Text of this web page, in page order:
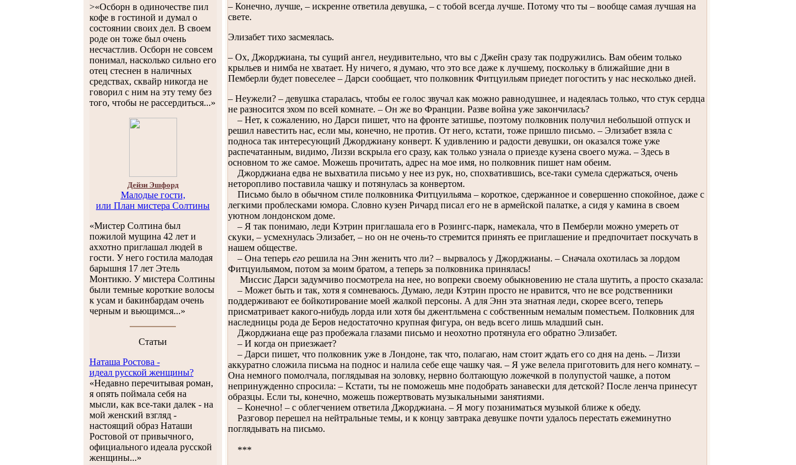
>«Осборн в одиночестве пил
кофе в гостиной и думал о
состоянии своих дел. В своем
роде он тоже был очень
несчастлив. Осборн не совсем
понимал, насколько сильно его
отец стеснен в наличных
средствах, сквайр никогда не
говорил с ним на эту тему без
того, чтобы не рассердиться...»
Дейзи Эшфорд
Малодые гости,
или План мистера Солтины
«Мистер Солтина был
пожилой мущина 42 лет и
аххотно приглашал людей в
гости. У него гостила малодая
барышня 17 лет Этель
Монтикю. У мистера Солтины
были темные короткие волосы
к усам и бакинбардам очень
черным и вьющимся...»
Cтатьи
Наташа Ростова -
идеал русской женщины?
«Недавно перечитывая роман,
я опять поймала себя на
мысли, как все-таки далек - на
мой женский взгляд -
настоящий образ Наташи
Ростовой от привычного,
официального идеала русской
женщины...»
– Конечно, лучше, – искренне ответила девушка, – с тобой всегда лучше. Потому что ты – вообще самая лучшая на
свете.
Элизабет тихо засмеялась.
– Ох, Джорджиана, ты сущий ангел, неудивительно, что вы с Джейн сразу так подружились. Вам обеим только
крыльев и нимба не хватает. Ну ничего, я думаю, что это все даже к лучшему, поскольку в ближайшие дни в
Пемберли будет повеселее – Дарси сообщает, что полковник Фитцуильям приедет погостить у нас несколько дней.
– Неужели? – девушка старалась, чтобы ее голос звучал как можно равнодушнее, и надеялась только, что стук сердца
не разносится эхом по всей комнате. – Он же во Франции. Разве война уже закончилась?
– Нет, к сожалению, но Дарси пишет, что на фронте затишье, поэтому полковник получил небольшой отпуск и
решил навестить нас, если мы, конечно, не против. От него, кстати, тоже пришло письмо. – Элизабет взяла с
подноса так интересующий Джорджиану конверт. К удивлению и радости девушки, он оказался тоже уже
распечатанным, видимо, Лиззи вскрыла его сразу, как только узнала о приезде кузена своего мужа. – Здесь в
основном то же самое. Можешь прочитать, адрес на мое имя, но полковник пишет нам обеим.
Джорджиана едва не выхватила письмо у нее из рук, но, спохватившись, все-таки сумела сдержаться, очень
неторопливо поставила чашку и потянулась за конвертом.
Письмо было в обычном стиле полковника Фитцуильяма – короткое, сдержанное и совершенно спокойное, даже с
легкими проблесками юмора. Словно кузен Ричард писал его не в армейской палатке, а сидя у камина в своем
уютном лондонском доме.
– Я так понимаю, леди Кэтрин приглашала его в Розингс-парк, намекала, что в Пемберли можно умереть от
скуки, – усмехнулась Элизабет, – но он не очень-то стремится принять ее приглашение и предпочитает поскучать в
нашем обществе.
– Она теперь его решила на Энн женить что ли? – вырвалось у Джорджианы. – Сначала охотилась за лордом
Фитцуильямом, потом за моим братом, а теперь за полковника принялась!
Миссис Дарси задумчиво посмотрела на нее, но вопреки своему обыкновению не стала шутить, а просто сказала:
– Может быть и так, хотя я сомневаюсь. Думаю, леди Кэтрин просто не нравится, что не все родственники
поддерживают ее бойкотирование моей жалкой персоны. А для Энн эта знатная леди, скорее всего, теперь
присматривает какого-нибудь лорда или хотя бы джентльмена с собственным немалым поместьем. Полковник для
наследницы рода де Беров недостаточно крупная фигура, он ведь всего лишь младший сын.
Джорджиана еще раз пробежала глазами письмо и неохотно протянула его обратно Элизабет.
– И когда он приезжает?
– Дарси пишет, что полковник уже в Лондоне, так что, полагаю, нам стоит ждать его со дня на день. – Лиззи
аккуратно сложила письма на поднос и налила себе еще чашку чая. – Я уже велела приготовить для него комнату. –
Она немного помолчала, поглядывая на золовку, нервно болтающую ложечкой в полупустой чашке, а потом
непринужденно спросила: – Кстати, ты не поможешь мне подобрать занавески для детской? После ленча принесут
образцы. Если ты, конечно, можешь пожертвовать музыкальными занятиями.
– Конечно! – с облегчением ответила Джорджиана. – Я могу позаниматься музыкой ближе к обеду.
Разговор перешел на нейтральные темы, и к концу завтрака девушке почти удалось перестать ежеминутно
поглядывать на письмо.
***